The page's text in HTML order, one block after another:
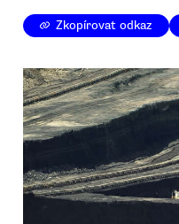
Zkopírovat odkaz